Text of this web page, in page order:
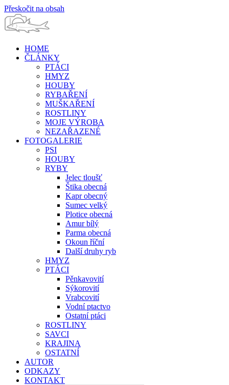
Přeskočit na obsah
HOME
ČLÁNKY
PTÁCI
HMYZ
HOUBY
RYBAŘENÍ
MUŠKAŘENÍ
ROSTLINY
MOJE VÝROBA
NEZAŘAZENÉ
FOTOGALERIE
PSI
HOUBY
RYBY
Jelec tloušť
Štika obecná
Kapr obecný
Sumec velký
Plotice obecná
Amur bílý
Parma obecná
Okoun říční
Další druhy ryb
HMYZ
PTÁCI
Pěnkavovití
Sýkorovití
Vrabcovití
Vodní ptactvo
Ostatní ptáci
ROSTLINY
SAVCI
KRAJINA
OSTATNÍ
AUTOR
ODKAZY
KONTAKT